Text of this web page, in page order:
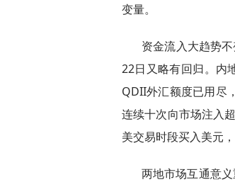
变量。
资金流入大趋势
22日又略有回归。内
QDII外汇额度已用尽
连续十次向市场注入
美交易时段买入美元
两地市场互通意